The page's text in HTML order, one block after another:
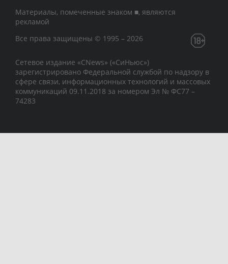
Материалы, помеченные знаком ■, являются
рекламой
Все права защищены © 1995 – 2026
Сетевое издание «CNews» («СиНьюс»)
зарегистрировано Федеральной службой по надзору в
сфере связи, информационных технологий и массовых
коммуникаций 09.11.2018 за номером Эл № ФС77 –
74283